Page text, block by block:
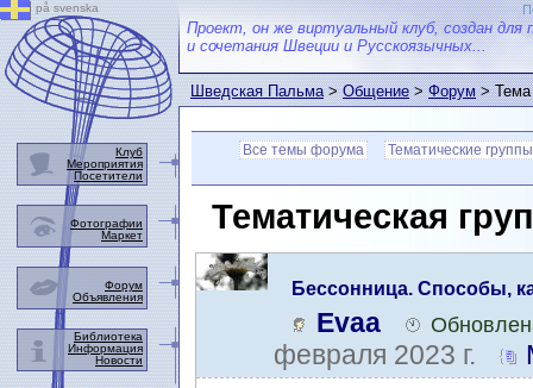
Проект, он же виртуальный клуб, создан для
и сочетания Швеции и Русскоязычных...
Шведская Пальма>Общение>Форум>
Все темы форума Тематические группы
Тематическая
Бессонница. Способы,
Evaa
февраля 2023 г.
på svenska
Клуб
Мероприятия
Посетители
Фотографии
Маркет
Форум
Объявления
Библиотека
Информация
Новости